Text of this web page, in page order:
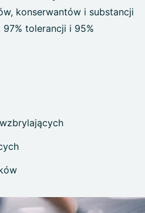
konserwantów i substancji
tolerancji i 95%